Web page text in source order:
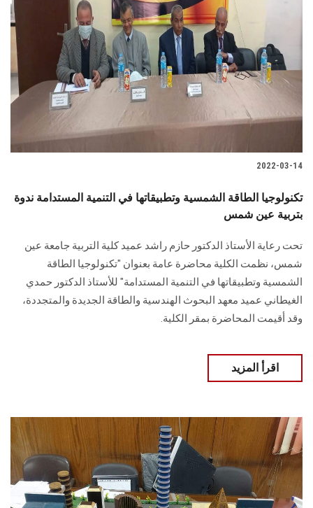
2022-03-14
تكنولوجيا الطاقة الشمسية وتطبيقاتها في التنمية المستدامة ندوة
بتربية عين شمس
تحت رعاية الأستاذ الدكتور حازم راشد عميد كلية التربية جامعة عين
شمس، نظمت الكلية محاضرة عامة بعنوان "تكنولوجيا الطاقة
الشمسية وتطبيقاتها في التنمية المستدامة" للأستاذ الدكتور حمدي
الغيطاني عميد معهد البحوث الهندسية والطاقة الجديدة والمتجددة،
وقد أقيمت المحاضرة بمقر الكلية.
اقرأ المزيد